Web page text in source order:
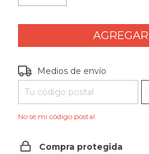
Entregas para el CP:
Medios de envío
No sé mi código postal
Compra protegida